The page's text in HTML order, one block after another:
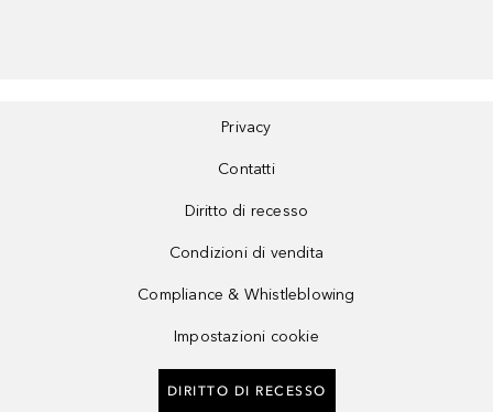
Privacy
Contatti
Diritto di recesso
Condizioni di vendita
Compliance & Whistleblowing
Impostazioni cookie
DIRITTO DI RECESSO